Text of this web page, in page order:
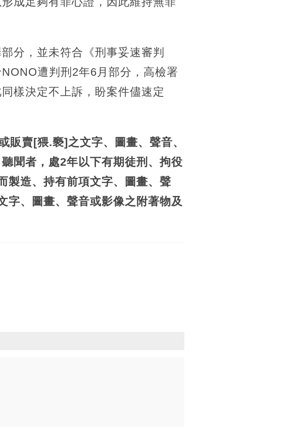
分，並未符合《刑事妥速審判
遭判刑2年6月部分，高檢署
樣決定不上訴，盼案件儘速定
販賣[猥.褻]之文字、圖畫、聲音、
聞者，處2年以下有期徒刑、拘役
製造、持有前項文字、圖畫、聲
字、圖畫、聲音或影像之附著物及